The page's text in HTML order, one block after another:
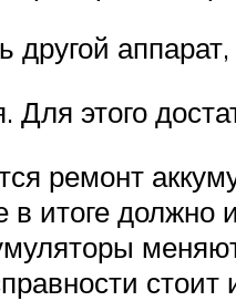
другой
Для этого
ремонт
итоге